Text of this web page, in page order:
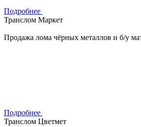
Подробнее
Транслом Маркет
Продажа лома чёрных металлов и б/у
Подробнее
Транслом Цветмет